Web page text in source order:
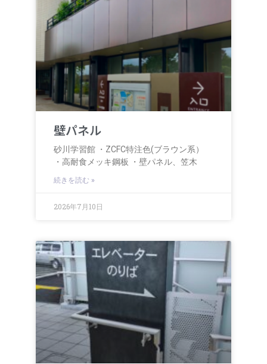
壁パネル
砂川学習館 ・ZCFC特注色(ブラウン系）
・高耐食メッキ鋼板 ・壁パネル、笠木
続きを読む »
2026年7月10日